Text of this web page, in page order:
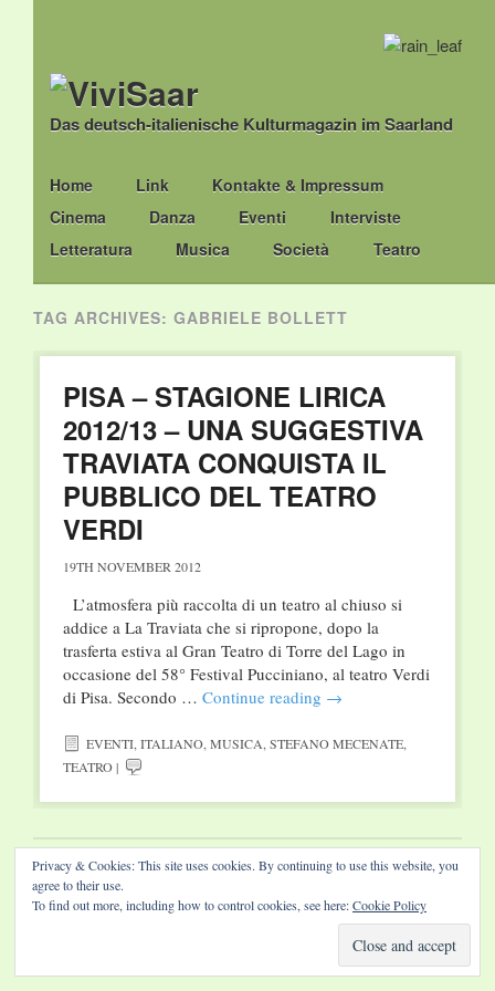
Das deutsch-italienische Kulturmagazin im Saarland
Main menu
Skip
to
content
Home Link
Kontakte & Impressum
Cinema
Danza Eventi
Interviste
Letteratura
Musica Società Teatro
TAG ARCHIVES: GABRIELE BOLLETT
PISA – STAGIONE LIRICA
2012/13 – UNA SUGGESTIVA
TRAVIATA CONQUISTA IL
PUBBLICO DEL TEATRO
VERDI
19TH NOVEMBER 2012
L’atmosfera più raccolta di un teatro al chiuso si
addice a La Traviata che si ripropone, dopo la
trasferta estiva al Gran Teatro di Torre del Lago in
occasione del 58° Festival Pucciniano, al teatro Verdi
di Pisa. Secondo … Continue reading →
EVENTI,ITALIANO,MUSICA,STEFANO MECENATE,
TEATRO|
Website by Diamond Visions
Privacy & Cookies: This site uses cookies. By continuing to use this website, you
agree to their use.
To find out more, including how to control cookies, see here:Cookie Policy